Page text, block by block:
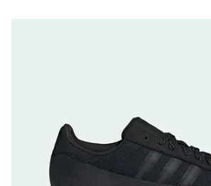
防水鞋推薦 10. PUMA
GORE-TEX：氮氣中底注入，
全天候越野跑鞋